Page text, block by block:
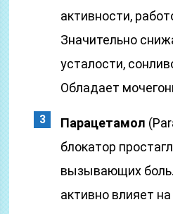
активности,
Значительно
усталости,
Обладает
Парацетамол
блокатор
вызывающих
активно влияет